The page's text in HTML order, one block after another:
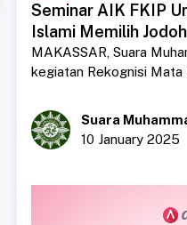
Seminar AIK FKIP
Islami Memilih Jodoh
MAKASSAR, Suara
kegiatan Rekognisi Mata
Suara
10 January 2025